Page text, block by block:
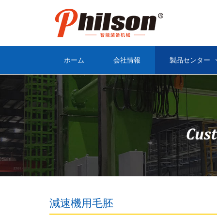
ホーム 会社情報 製品センター
減速機用毛胚